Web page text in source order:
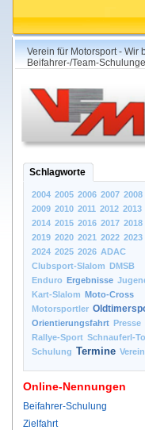
Verein für Motorsport - Wir
Beifahrer-/Team-
Schlagworte
2004 2005 2006 2007 2008
2009 2010 2011 2012 2013
2014 2015 2016 2017 2018
2019 2020 2021 2022 2023
2024 2025 2026 ADAC
Clubsport-Slalom DMSB
Enduro Ergebnisse
Kart-Slalom Moto-Cross
Motorsportler
Orientierungsfahrt Presse
Rallye-Sport Schnauferl-
Schulung Termine Verein
Online-Nennungen
Beifahrer-Schulung
Zielfahrt